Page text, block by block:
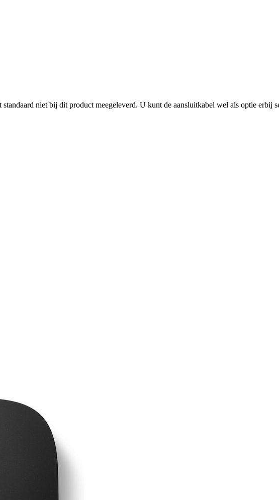
niet bij dit product meegeleverd. U kunt de aansluitkabel wel als optie erbij